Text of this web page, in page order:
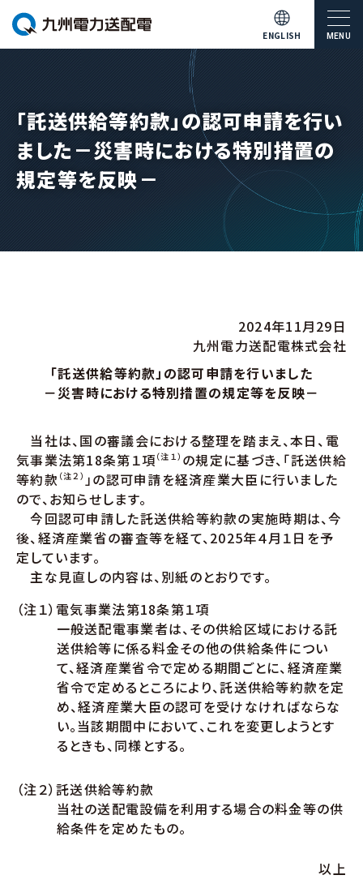
ENGLISH MENU
「託送供給等約款」の認可申請を行い
ました－災害時における特別措置の
規定等を反映－
2024年11月29日
九州電力送配電株式会社
「託送供給等約款」の認可申請を行いました
－災害時における特別措置の規定等を反映－
当社は、国の審議会における整理を踏まえ、本日、電
気事業法第18条第１項 （注１） の規定に基づき、「託送供給
等約款 （注２） 」の認可申請を経済産業大臣に行いました
ので、お知らせします。
今回認可申請した託送供給等約款の実施時期は、今
後、経済産業省の審査等を経て、2025年４月１日を予
定しています。
主な見直しの内容は、別紙のとおりです。
（注１）電気事業法第18条第１項
一般送配電事業者は、その供給区域における託
送供給等に係る料金その他の供給条件につい
て、経済産業省令で定める期間ごとに、経済産業
省令で定めるところにより、託送供給等約款を定
め、経済産業大臣の認可を受けなければならな
い。当該期間中において、これを変更しようとす
るときも、同様とする。
（注２）託送供給等約款
当社の送配電設備を利用する場合の料金等の供
給条件を定めたもの。
以上